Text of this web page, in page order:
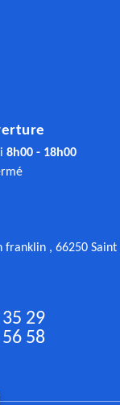
8h00 - 18h00
franklin , 66250 Saint
29
58